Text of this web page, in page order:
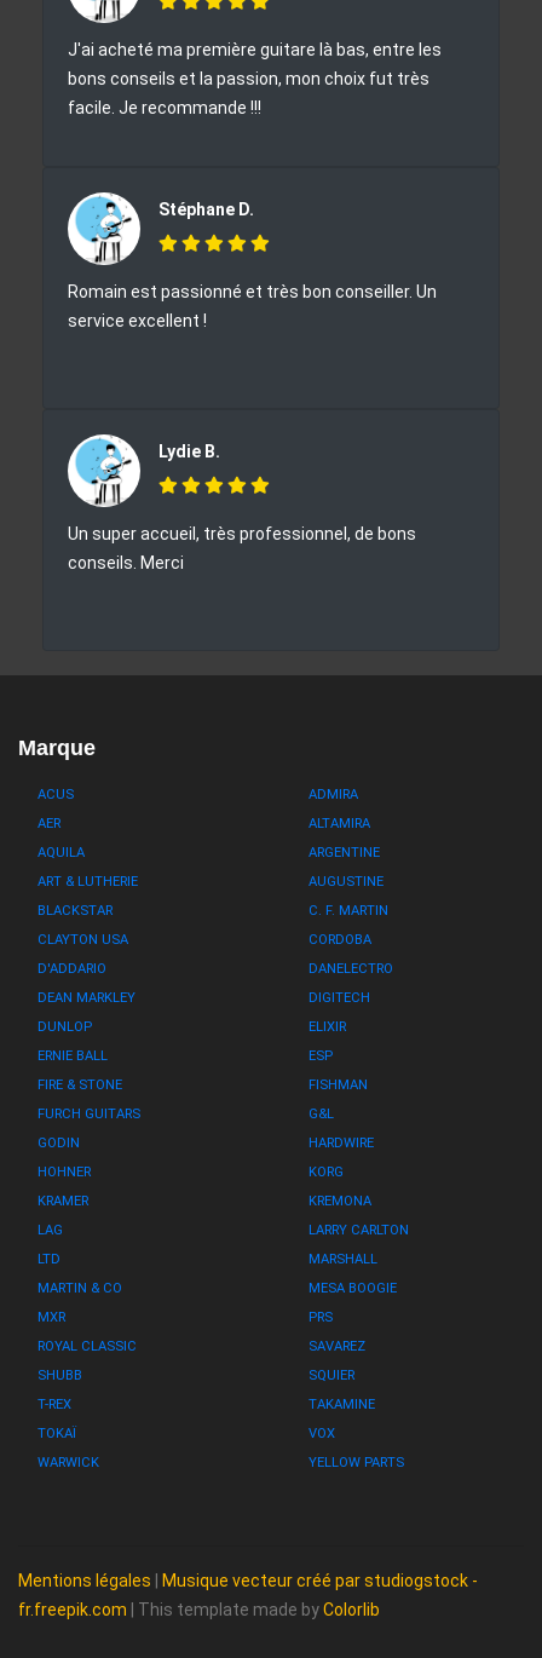
J'ai acheté ma première guitare là bas, entre les
bons conseils et la passion, mon choix fut très
facile. Je recommande !!!
Stéphane D.
Romain est passionné et très bon conseiller. Un
service excellent !
Lydie B.
Un super accueil, très professionnel, de bons
conseils. Merci
Marque
ACUS
ADMIRA
AER
ALTAMIRA
AQUILA
ARGENTINE
ART & LUTHERIE
AUGUSTINE
BLACKSTAR
C. F. MARTIN
CLAYTON USA
CORDOBA
D'ADDARIO
DANELECTRO
DEAN MARKLEY
DIGITECH
DUNLOP
ELIXIR
ERNIE BALL
ESP
FIRE & STONE
FISHMAN
FURCH GUITARS
G&L
GODIN
HARDWIRE
HOHNER
KORG
KRAMER
KREMONA
LAG
LARRY CARLTON
LTD
MARSHALL
MARTIN & CO
MESA BOOGIE
MXR
PRS
ROYAL CLASSIC
SAVAREZ
SHUBB
SQUIER
T-REX
TAKAMINE
TOKAÏ
VOX
WARWICK
YELLOW PARTS
Mentions légales
Musique vecteur créé par studiogstock -
fr.freepik.com
| This template made byColorlib